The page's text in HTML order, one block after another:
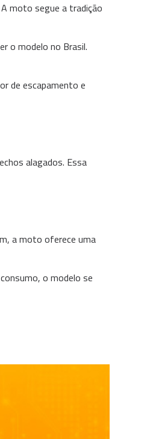
moto segue a tradição
o modelo no Brasil.
de escapamento e
alagados. Essa
a moto oferece uma
o modelo se